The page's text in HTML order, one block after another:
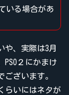
いる場合があ
や、実際は3月
２にかまけ
ざいます。
らいにはネタが